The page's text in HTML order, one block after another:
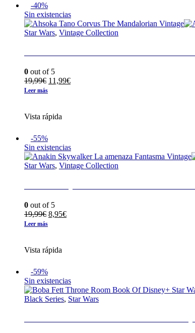
-40%
Sin existencias
Star Wars, Vintage Collection
0 out of 5
19,99€ El
19,99€.
11,99€El
Leer más
Vista rápida
-55%
Sin existencias
Star Wars, Vintage Collection
0 out of 5
19,99€ El
19,99€.
8,95€El
Leer más
Vista rápida
-59%
Sin existencias
Black Series, Star Wars